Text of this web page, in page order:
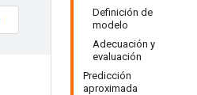
Definición de
modelo
Adecuación y
evaluación
Predicción
aproximada